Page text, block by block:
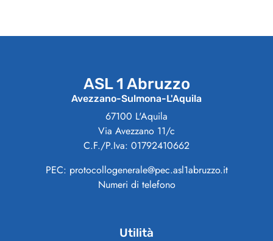
ASL 1 Abruzzo
Avezzano-Sulmona-L'Aquila
67100 L'Aquila
Via Avezzano 11/c
C.F./P.Iva: 01792410662
PEC: protocollogenerale@pec.asl1abruzzo.it
Numeri di telefono
Utilità